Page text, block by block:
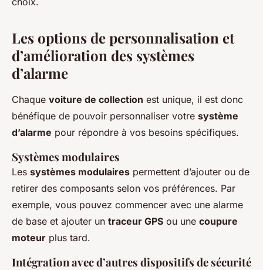
Les options de personnalisation et
d’amélioration des systèmes
d’alarme
Chaque voiture de collection est unique, il est donc
bénéfique de pouvoir personnaliser votre système
d’alarme pour répondre à vos besoins spécifiques.
Systèmes modulaires
Les systèmes modulaires permettent d’ajouter ou de
retirer des composants selon vos préférences. Par
exemple, vous pouvez commencer avec une alarme
de base et ajouter un traceur GPS ou une coupure
moteur plus tard.
Intégration avec d’autres dispositifs de sécurité